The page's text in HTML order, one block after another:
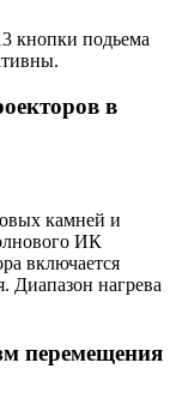
кнопки подьема
в
камней и
ИК
включается
Диапазон нагрева
перемещения